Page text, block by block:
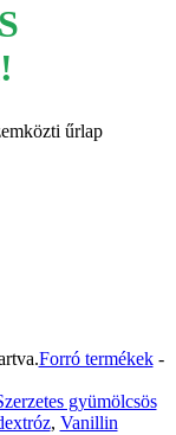
űrlap
Forró termékek-
gyümölcsös
, Vanillin